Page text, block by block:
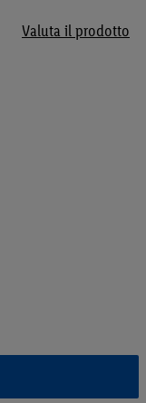
Valuta il prodotto